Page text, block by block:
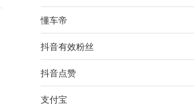
懂车帝
抖音有效粉丝
抖音点赞
支付宝